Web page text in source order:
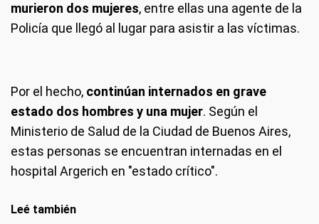
murieron dos mujeres, entre ellas una agente de la
Policía que llegó al lugar para asistir a las víctimas.
Por el hecho, continúan internados en grave
estado dos hombres y una mujer. Según el
Ministerio de Salud de la Ciudad de Buenos Aires,
estas personas se encuentran internadas en el
hospital Argerich en "estado crítico".
Leé también